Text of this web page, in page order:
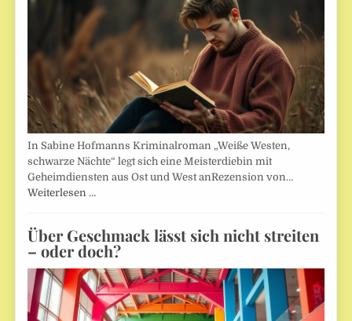
In Sabine Hofmanns Kriminalroman „Weiße Westen,
schwarze Nächte“ legt sich eine Meisterdiebin mit
Geheimdiensten aus Ost und West anRezension von…
Weiterlesen …
Über Geschmack lässt sich nicht streiten
– oder doch?